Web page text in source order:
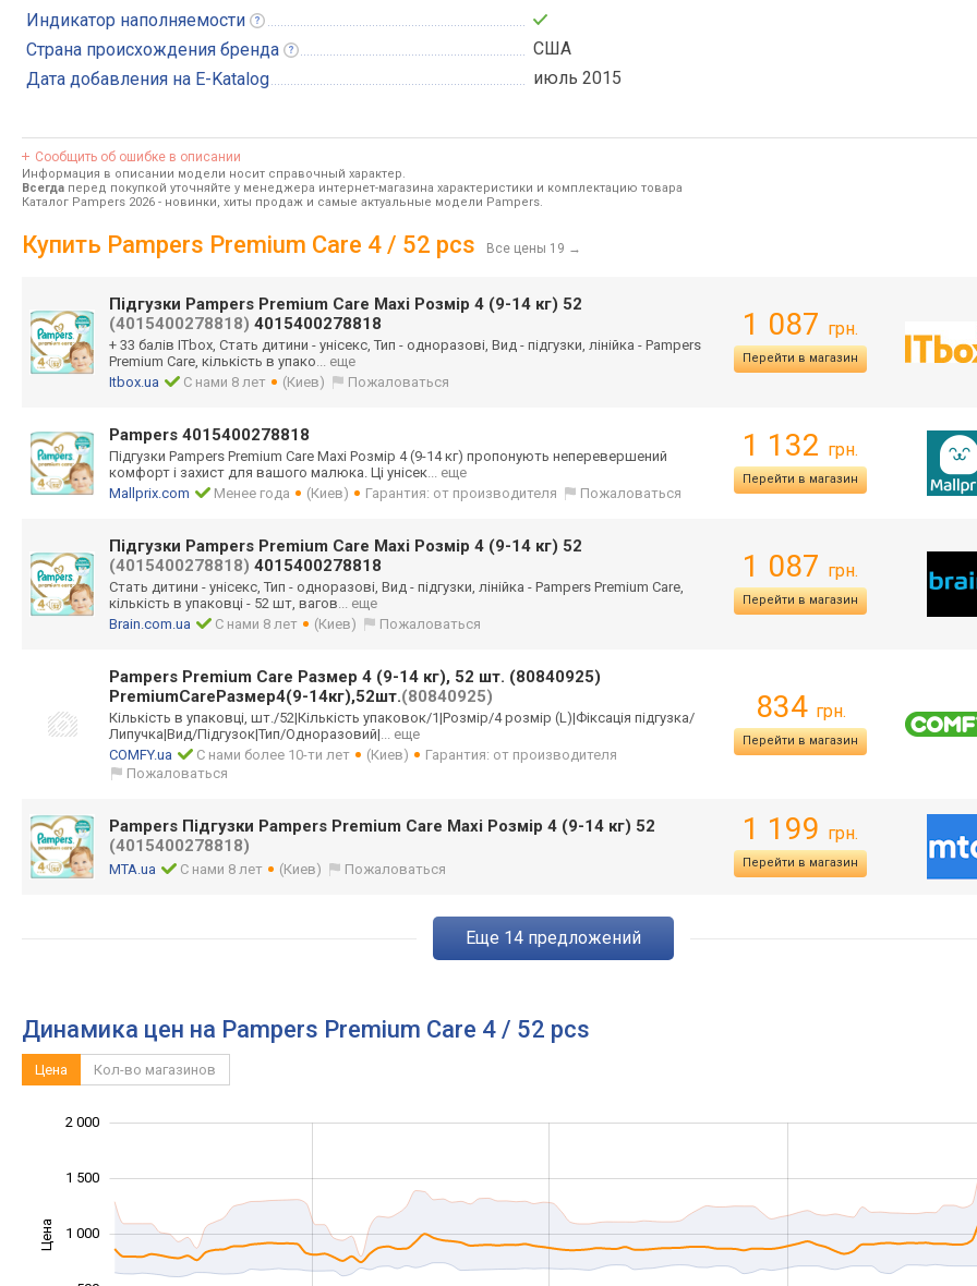
Индикатор наполняемости
Страна происхождения бренда
США
Дата добавления на E-Katalog
июль 2015
Сообщить об ошибке в описании
Информация в описании модели носит справочный характер.
Всегда перед покупкой уточняйте у менеджера интернет-магазина характеристики и комплектацию товара
Каталог Pampers 2026 - новинки, хиты продаж и самые актуальные модели Pampers.
Купить Pampers Premium Care 4 / 52 pcs Все цены 19 →
Підгузки Pampers Premium Care Maxi Розмір 4 (9-14 кг) 52
(4015400278818) 4015400278818
+ 33 балів ITbox, Стать дитини - унісекс, Тип - одноразові, Вид - підгузки, лінійка - Pampers
Premium Care, кількість в упако... еще
Itbox.ua
С нами 8 лет (Киев) Пожаловаться
1 087 грн.
Перейти в магазин
Pampers 4015400278818
Підгузки Pampers Premium Care Maxi Розмір 4 (9-14 кг) пропонують неперевершений
комфорт і захист для вашого малюка. Ці унісек... еще
Mallprix.com
Менее года (Киев) Гарантия: от производителя Пожаловаться
1 132 грн.
Перейти в магазин
Підгузки Pampers Premium Care Maxi Розмір 4 (9-14 кг) 52
(4015400278818) 4015400278818
Стать дитини - унісекс, Тип - одноразові, Вид - підгузки, лінійка - Pampers Premium Care,
кількість в упаковці - 52 шт, вагов... еще
Brain.com.ua
С нами 8 лет (Киев) Пожаловаться
1 087 грн.
Перейти в магазин
Pampers Premium Care Размер 4 (9-14 кг), 52 шт. (80840925)
PremiumCareРазмер4(9-14кг),52шт.(80840925)
Кількість в упаковці, шт./52|Кількість упаковок/1|Розмір/4 розмір (L)|Фіксація підгузка/
Липучка|Вид/Підгузок|Тип/Одноразовий|... еще
COMFY.ua
С нами более 10-ти лет (Киев)
Гарантия: от производителя
Пожаловаться
834 грн.
Перейти в магазин
Pampers Підгузки Pampers Premium Care Maxi Розмір 4 (9-14 кг) 52
(4015400278818)
MTA.ua С нами 8 лет (Киев) Пожаловаться
1 199 грн.
Перейти в магазин
eще 14предложений
Динамика цен на Pampers Premium Care 4 / 52 pcs
Цена Кол-во магазинов
Цена 1 000
1 000
1 500
2 000